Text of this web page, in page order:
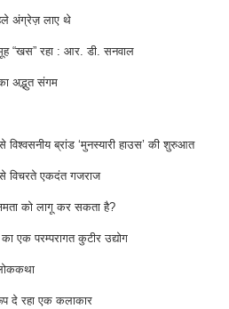
अंग्रेज़ लाए थे
“खस” रहा : आर. डी. सनवाल
अद्भुत संगम
विश्वसनीय ब्रांड ‘मुनस्यारी हाउस’ की शुरुआत
एकदंत गजराज
को लागू कर सकता है?
एक परम्परागत कुटीर उद्योग
दे रहा एक कलाकार